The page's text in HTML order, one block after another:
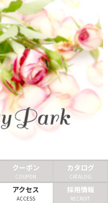
クーポン
COUPON
カタログ
CATALOG
アクセス
ACCESS
採用情報
RECRUIT